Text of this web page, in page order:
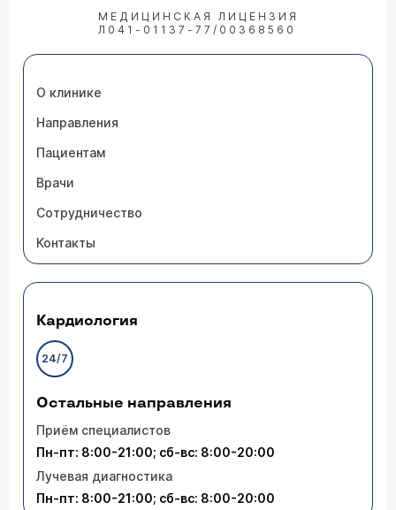
МЕДИЦИНСКАЯ ЛИЦЕНЗИЯ
Л041-01137-77/00368560
О клинике
Направления
Пациентам
Врачи
Сотрудничество
Контакты
Кардиология
24/7
Остальные направления
Приём специалистов
Пн-пт: 8:00-21:00; сб-вс: 8:00-20:00
Лучевая диагностика
Пн-пт: 8:00-21:00; сб-вс: 8:00-20:00